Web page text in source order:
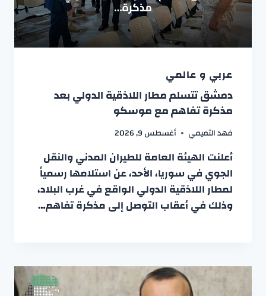
عربي و عالمي
دمشق تتسلم مطار اللاذقية الدولي بعد
مذكرة تفاهم مع موسكو
فهد التميمي أغسطس 9, 2026
أعلنت الهيئة العامة للطيران المدني والنقل
الجوي في سوريا، الأحد، عن استلامها رسمياً
لمطار اللاذقية الدولي الواقع في غرب البلاد،
وذلك في أعقاب التوصل إلى مذكرة تفاهم…